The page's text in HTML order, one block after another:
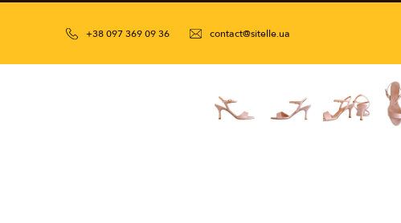
+38 097 369 09 36 contact@sitelle.ua